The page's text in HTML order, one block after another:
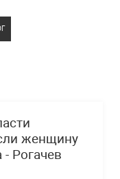
женщину
Рогачев